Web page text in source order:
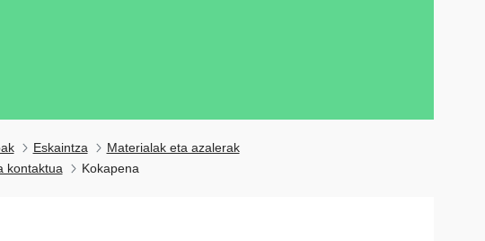
Eskaintza
Materialak eta azalerak
kontaktua Kokapena